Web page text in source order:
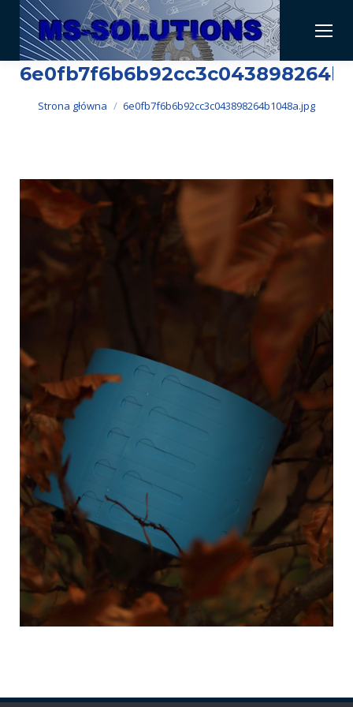
Jesteś tutaj:
Strona główna 6e0fb7f6b6b92cc3c043898264b1048a.jpg